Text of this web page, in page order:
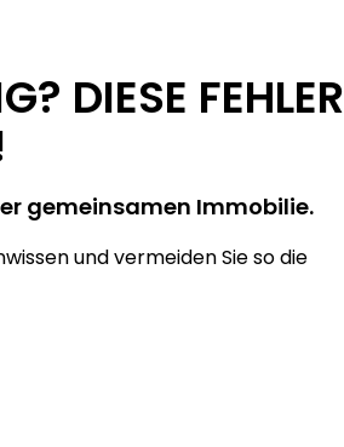
DIESE FEHLER
gemeinsamen Immobilie.
und vermeiden Sie so die